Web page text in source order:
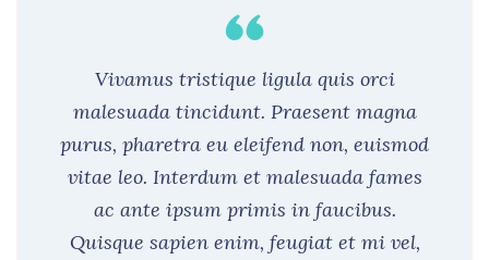
Vivamus tristique ligula quis orci
malesuada tincidunt. Praesent magna
purus, pharetra eu eleifend non, euismod
vitae leo. Interdum et malesuada fames
ac ante ipsum primis in faucibus.
Quisque sapien enim, feugiat et mi vel,